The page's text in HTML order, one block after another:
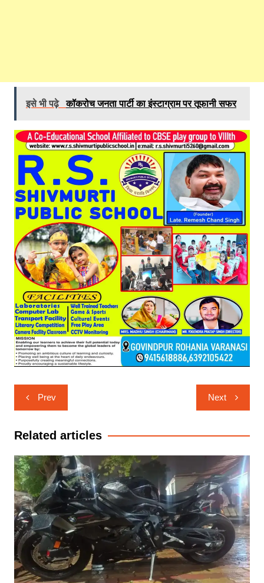
इसे भी पढ़े कॉकरोच जनता पार्टी का इंस्टाग्राम पर तूफानी सफर
Post
navigation
Prev Next
Related articles